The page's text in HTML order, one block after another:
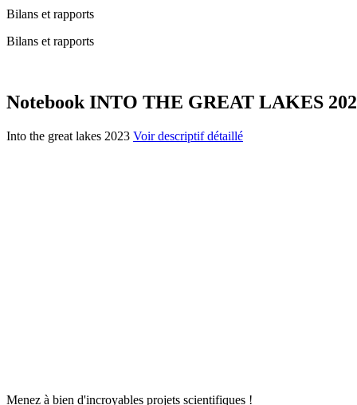
Bilans et rapports
Bilans et rapports
Notebook INTO THE GREAT LAKES
Into the great lakes 2023 Voir descriptif détaillé
Menez à bien d'incroyables projets scientifiques !